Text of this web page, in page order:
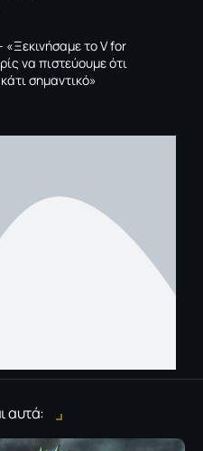
«Ξεκινήσαμε το V for
να πιστεύουμε ότι
σημαντικό»
αυτά: